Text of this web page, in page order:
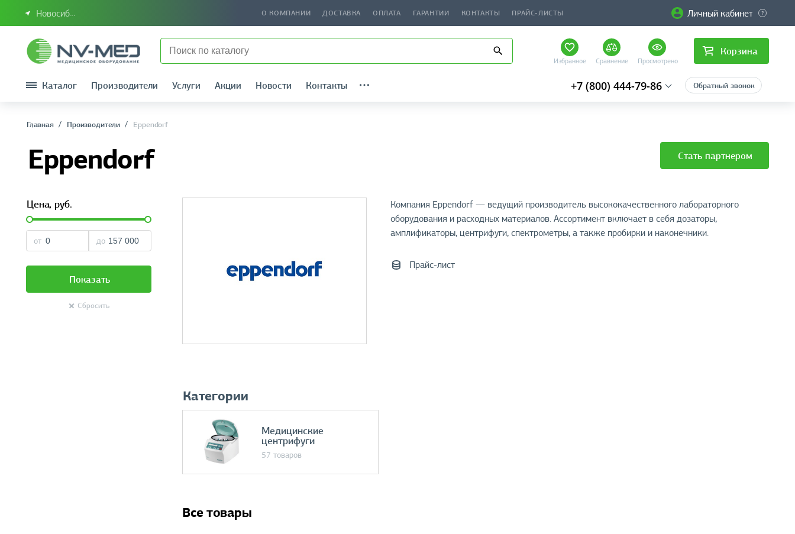
Новосибирск или Сибирский федеральный округ О КОМПАНИИ ДОСТАВКА ОПЛАТА ГАРАНТИИ КОНТАКТЫ ПРАЙС-ЛИСТЫ Личный кабинет
Избранное Сравнение Просмотрено
Корзина
Каталог Производители Услуги Акции Новости Контакты +7 (800) 444-79-86 Обратный звонок
Главная Производители Eppendorf
Eppendorf Стать партнером
Цена, руб.
от до
Показать
Сбросить
Компания Eppendorf — ведущий производитель высококачественного лабораторного
оборудования и расходных материалов. Ассортимент включает в себя дозаторы,
амплификаторы, центрифуги, спектрометры, а также пробирки и наконечники.
Прайс-лист
Категории
Медицинские
центрифуги
57 товаров
Все товары